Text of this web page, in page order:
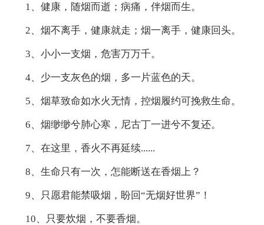
1、健康，随烟而逝；病痛，伴烟而生。
2、烟不离手，健康就走；烟一离手，健康回头。
3、小小一支烟，危害万万千。
4、少一支灰色的烟，多一片蓝色的天。
5、烟草致命如水火无情，控烟履约可挽救生命。
6、烟缈缈兮肺心寒，尼古丁一进兮不复还。
7、在这里，香火不再延续......
8、生命只有一次，怎能断送在香烟上？
9、只愿君能禁吸烟，盼回“无烟好世界”！
10、只要炊烟，不要香烟。